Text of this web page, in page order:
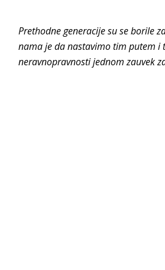
Prethodne generacije su se borile
nama je da nastavimo tim putem i
neravnopravnosti jednom zauvek